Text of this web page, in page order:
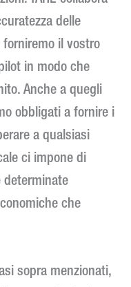
delle
forniremo il vostro
in modo che
Anche a quegli
obbligati a fornire i
a qualsiasi
ci impone di
determinate
che
sopra menzionati,